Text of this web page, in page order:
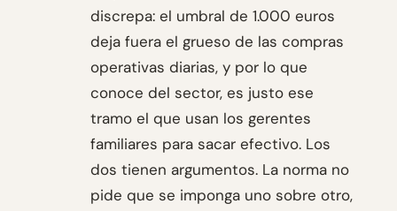
discrepa: el umbral de 1.000 euros
deja fuera el grueso de las compras
operativas diarias, y por lo que
conoce del sector, es justo ese
tramo el que usan los gerentes
familiares para sacar efectivo. Los
dos tienen argumentos. La norma no
pide que se imponga uno sobre otro,